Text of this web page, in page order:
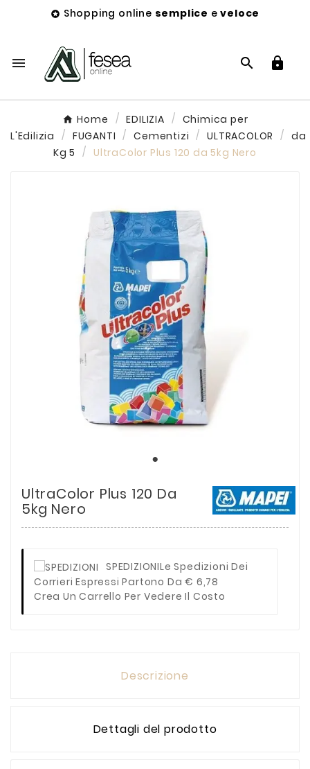
 Shopping online semplice eveloce
  
Home EDILIZIA
Chimica per
L'Edilizia
FUGANTI Cementizi ULTRACOLOR
da
Kg 5
UltraColor Plus 120 da 5kg Nero
UltraColor Plus 120 Da
5kg Nero
SPEDIZIONILe Spedizioni Dei
Corrieri Espressi Partono Da € 6,78
Crea Un Carrello Per Vedere Il Costo
Descrizione
Dettagli del prodotto